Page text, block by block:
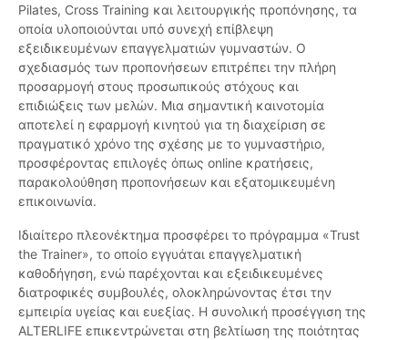
Pilates, Cross Training και λειτουργικής προπόνησης, τα
οποία υλοποιούνται υπό συνεχή επίβλεψη
εξειδικευμένων επαγγελματιών γυμναστών. Ο
σχεδιασμός των προπονήσεων επιτρέπει την πλήρη
προσαρμογή στους προσωπικούς στόχους και
επιδιώξεις των μελών. Μια σημαντική καινοτομία
αποτελεί η εφαρμογή κινητού για τη διαχείριση σε
πραγματικό χρόνο της σχέσης με το γυμναστήριο,
προσφέροντας επιλογές όπως online κρατήσεις,
παρακολούθηση προπονήσεων και εξατομικευμένη
επικοινωνία.
Ιδιαίτερο πλεονέκτημα προσφέρει το πρόγραμμα «Trust
the Trainer», το οποίο εγγυάται επαγγελματική
καθοδήγηση, ενώ παρέχονται και εξειδικευμένες
διατροφικές συμβουλές, ολοκληρώνοντας έτσι την
εμπειρία υγείας και ευεξίας. Η συνολική προσέγγιση της
ALTERLIFE επικεντρώνεται στη βελτίωση της ποιότητας